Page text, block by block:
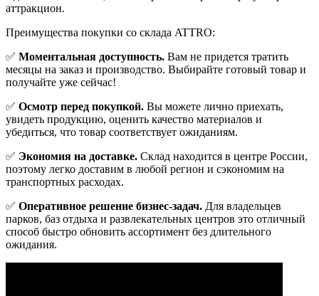
аттракцион.
Преимущества покупки со склада ATTRO:
✅ Моментальная доступность. Вам не придется тратить
месяцы на заказ и производство. Выбирайте готовый товар и
получайте уже сейчас!
✅ Осмотр перед покупкой. Вы можете лично приехать,
увидеть продукцию, оценить качество материалов и
убедиться, что товар соответствует ожиданиям.
✅ Экономия на доставке. Склад находится в центре России,
поэтому легко доставим в любой регион и сэкономим на
транспортных расходах.
✅ Оперативное решение бизнес-задач. Для владельцев
парков, баз отдыха и развлекательных центров это отличный
способ быстро обновить ассортимент без длительного
ожидания.